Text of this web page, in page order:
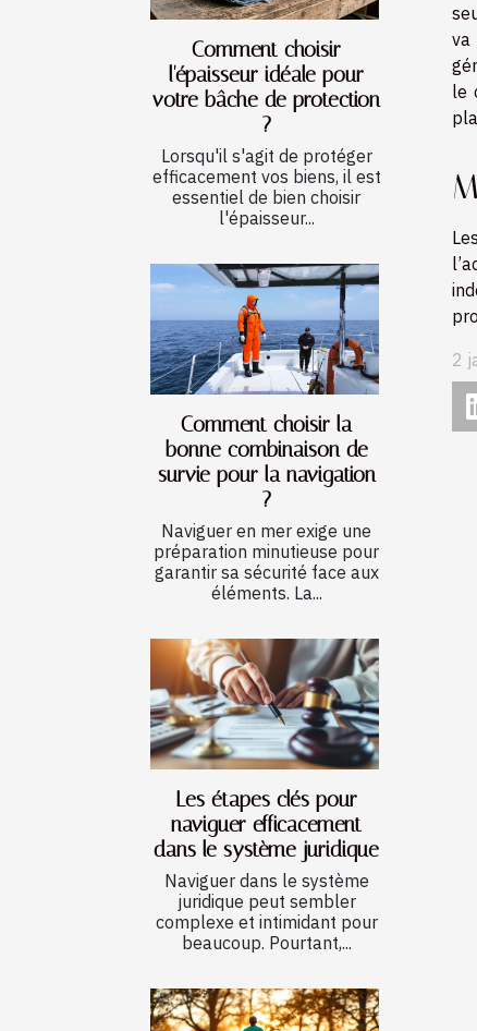
Comment choisir
l'épaisseur idéale pour
votre bâche de protection
?
Lorsqu'il s'agit de protéger
efficacement vos biens, il est
essentiel de bien choisir
l'épaisseur...
Comment choisir la
bonne combinaison de
survie pour la navigation
?
Naviguer en mer exige une
préparation minutieuse pour
garantir sa sécurité face aux
éléments. La...
Les étapes clés pour
naviguer efficacement
dans le système juridique
Naviguer dans le système
juridique peut sembler
complexe et intimidant pour
beaucoup. Pourtant,...
va
le
2